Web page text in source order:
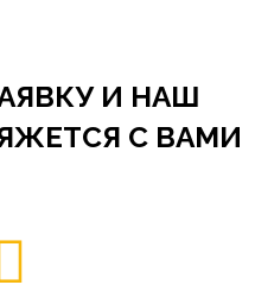
И НАШ
С ВАМИ